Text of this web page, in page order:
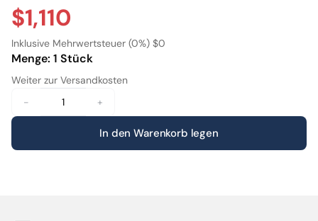
$1,110
Inklusive Mehrwertsteuer (0%) $0
Menge: 1 Stück
Weiter zur Versandkosten
-
+
In den Warenkorb legen